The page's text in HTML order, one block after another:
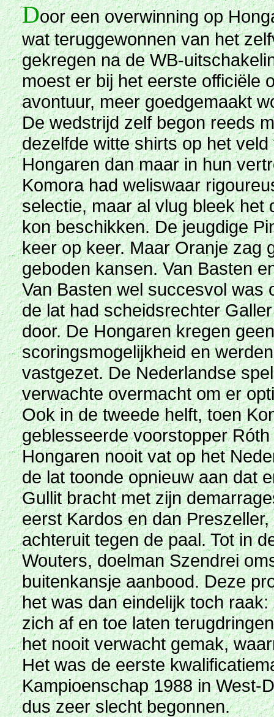
Door een overwinning op
wat teruggewonnenvan het
gekregen na de WB-
moest er bij het eerste officiële
avontuur, meer goedgemaakt
De wedstrijd zelf begon reeds
dezelfde witte shirts op het
Hongaren dan maar in hun
Komora had weliswaar
selectie, maar al vlug bleek het
kon beschikken. De jeugdige
keer op keer. Maar Oranje zag
geboden kansen. Van Basten
Van Basten wel succesvol was
de lat had scheidsrechter
door. De Hongaren kregen
scoringsmogelijkheid en
vastgezet. De Nederlandse
verwachte overmacht om er
Ook in de tweede helft, toen
geblesseerde voorstopper
Hongaren nooit vat op het
de lat toonde opnieuw aan dat
Gullit bracht met zijn
eerst Kardos en dan
achteruit tegen de paal. Tot in
Wouters, doelman Szendrei
buitenkansje aanbood. Deze
het was dan eindelijk toch
zich af en toe laten
het nooit verwacht gemak,
Het was de eerste
Kampioenschap 1988 in West-
dus zeer slecht begonnen.